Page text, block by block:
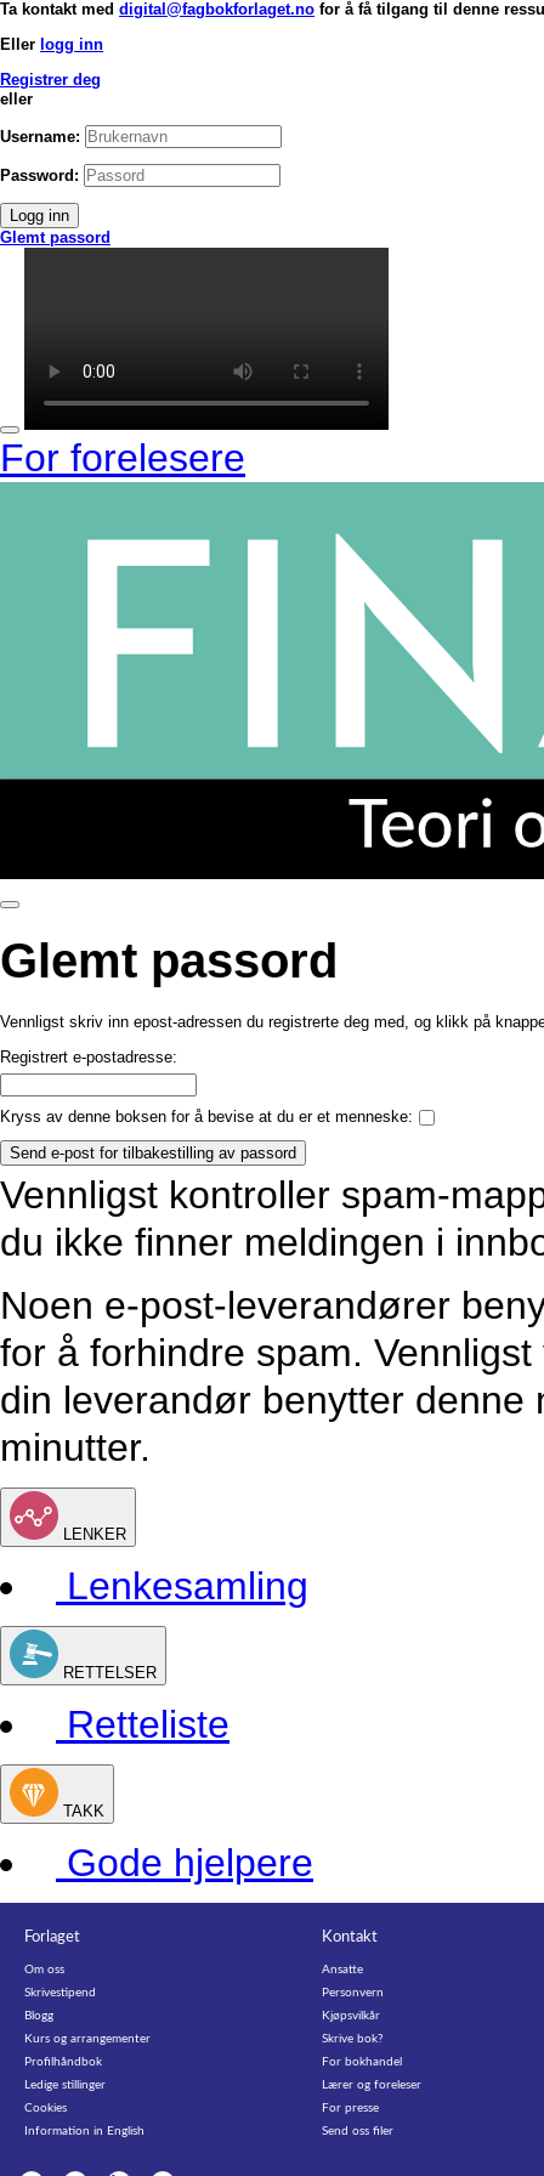
Ta kontakt med digital@fagbokforlaget.no for å få tilgang til denne
Eller logg inn
Registrer deg
eller
Username:
Password:
Logg inn
Glemt passord
For forelesere
Glemt passord
Vennligst skriv inn epost-adressen du registrerte deg med, og klikk på
Registrert e-postadresse:
Kryss av denne boksen for å bevise at du er et menneske:
Send e-post for tilbakestilling av passord
Vennligst kontroller spam-
du ikke finner meldingen i
Noen e-post-leverandører
for å forhindre spam.
din leverandør benytter
minutter.
LENKER
Lenkesamling
RETTELSER
Retteliste
TAKK
Gode hjelpere
Forlaget
Om oss
Skrivestipend
Blogg
Kurs og arrangementer
Profilhåndbok
Ledige stillinger
Cookies
Information in English
Kontakt
Ansatte
Personvern
Kjøpsvilkår
Skrive bok?
For bokhandel
Lærer og foreleser
For presse
Send oss filer